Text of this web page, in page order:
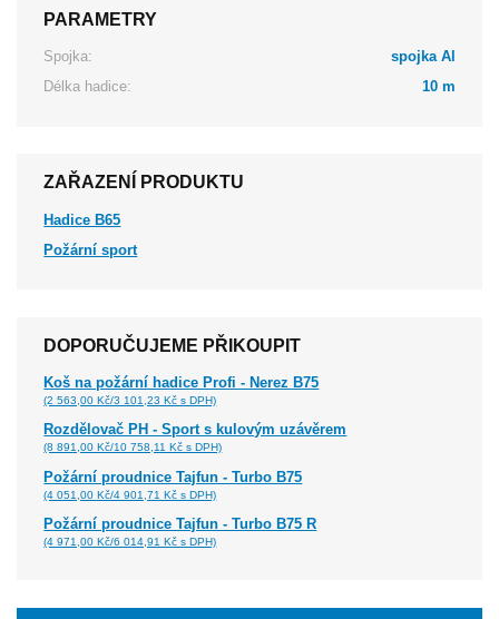
PARAMETRY
Spojka:
spojka Al
Délka hadice:
10 m
ZAŘAZENÍ PRODUKTU
Hadice B65
Požární sport
DOPORUČUJEME PŘIKOUPIT
Koš na požární hadice Profi - Nerez B75
(2 563,00 Kč/3 101,23 Kč s DPH)
Rozdělovač PH - Sport s kulovým uzávěrem
(8 891,00 Kč/10 758,11 Kč s DPH)
Požární proudnice Tajfun - Turbo B75
(4 051,00 Kč/4 901,71 Kč s DPH)
Požární proudnice Tajfun - Turbo B75 R
(4 971,00 Kč/6 014,91 Kč s DPH)